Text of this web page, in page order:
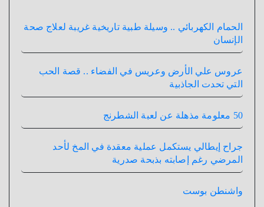
الحمام الكهربائي .. وسيلة طبية تاريخية غريبة لعلاج صحة
الإنسان
عروس علي الأرض وعريس في الفضاء .. قصة الحب
التي تحدت الجاذبية
50 معلومة مذهلة عن لعبة الشطرنج
جراح إيطالي يستكمل عملية معقدة في المخ لأحد
المرضي رغم إصابته بذبحة صدرية
واشنطن بوست